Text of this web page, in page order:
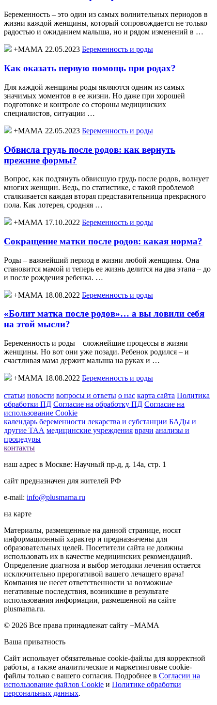
Беременность – это один из самых волнительных периодов в
жизни каждой женщины, который сопровождается не только
радостью и ожиданием малыша, но и рядом изменений в …
+МАМА 22.05.2023 Беременность и роды
Как оказать первую помощь при родах?
Для каждой женщины роды являются одним из самых
значимых моментов в ее жизни. Но даже при хорошей
подготовке и контроле со стороны медицинских
специалистов, ситуации …
+МАМА 22.05.2023 Беременность и роды
Обвисла грудь после родов: как вернуть
прежние формы?
Вопрос, как подтянуть обвисшую грудь после родов, волнует
многих женщин. Ведь, по статистике, с такой проблемой
сталкивается каждая вторая представительница прекрасного
пола. Как лотерея, сродняя …
+МАМА 17.10.2022 Беременность и роды
Сокращение матки после родов: какая норма?
Роды – важнейший период в жизни любой женщины. Она
становится мамой и теперь ее жизнь делится на два этапа – до
и после рождения ребенка. …
+МАМА 18.08.2022 Беременность и роды
«Болит матка после родов»… а вы ловили себя
на этой мысли?
Беременность и роды – сложнейшие процессы в жизни
женщины. Но вот они уже позади. Ребенок родился – и
счастливая мама держит малыша на руках и …
+МАМА 18.08.2022 Беременность и роды
статьи новости вопросы и ответы о нас карта сайта Политика
обработки ПД Согласие на обработку ПД Согласие на
использование Cookie
календарь беременности лекарства и субстанции БАДы и
другие ТАА медицинские учреждения врачи анализы и
процедуры
контакты
наш адрес в Москве: Научный пр-д, д. 14а, стр. 1
сайт предназначен для жителей РФ
e-mail: info@plusmama.ru
на карте
Материалы, размещенные на данной странице, носят
информационный характер и предназначены для
образовательных целей. Посетители сайта не должны
использовать их в качестве медицинских рекомендаций.
Определение диагноза и выбор методики лечения остается
исключительно прерогативой вашего лечащего врача!
Компания не несет ответственности за возможные
негативные последствия, возникшие в результате
использования информации, размешенной на сайте
plusmama.ru.
© 2026 Все права принадлежат сайту +МАМА
Ваша приватность
Сайт использует обязательные cookie-файлы для корректной
работы, а также аналитические и маркетинговые cookie-
файлы только с вашего согласия. Подробнее в Согласии на
использование файлов Cookie и Политике обработки
персональных данных.